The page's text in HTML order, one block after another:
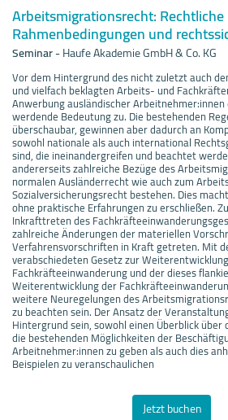
Arbeitsmigrationsrecht: Rechtliche
Rahmenbedingungen und
Seminar-Haufe Akademie GmbH & Co. KG
Vor dem Hintergrund des nicht zuletzt auch
und vielfach beklagten Arbeits- und
Anwerbung ausländischer
werdende Bedeutung zu. Die bestehenden
überschaubar, gewinnen aber dadurch an
sowohl nationale als auch international
sind, die ineinandergreifen und beachtet
andererseits zahlreiche Bezüge des
normalen Ausländerrecht wie auch zum
Sozialversicherungsrecht bestehen. Dies
ohne praktische Erfahrungen zu erschließen.
Inkrafttreten des
zahlreiche Änderungen der materiellen
Verfahrensvorschriften in Kraft getreten. Mit
verabschiedeten Gesetz zur
Fachkräfteeinwanderung und der dieses
Weiterentwicklung der
weitere Neuregelungen des
zu beachten sein. Der Ansatz der
Hintergrund sein, sowohl einen Überblick über
die bestehenden Möglichkeiten der
Arbeitnehmer:innen zu geben als auch dies
Beispielen zu veranschaulichen
Jetzt buchen